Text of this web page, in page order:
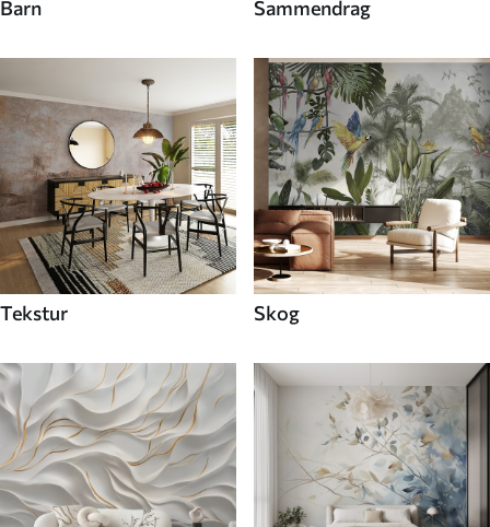
Barn Sammendrag
Tekstur Skog